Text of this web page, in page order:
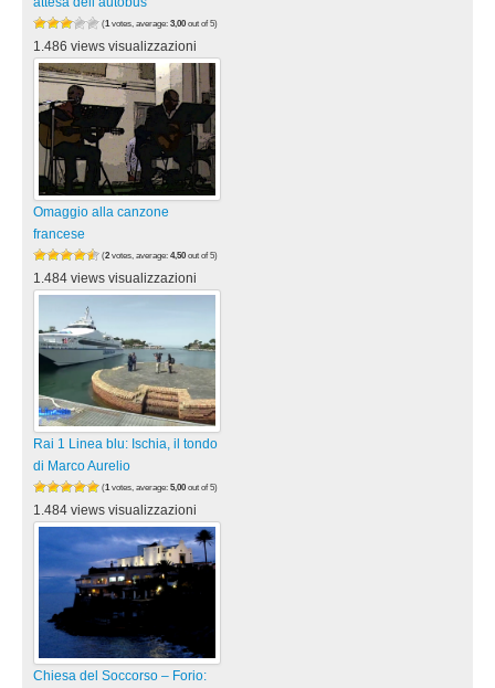
(1 votes, average: 3,00 out of 5)
1.486 views visualizzazioni
Omaggio alla canzone
francese
(2 votes, average: 4,50 out of 5)
1.484 views visualizzazioni
Rai 1 Linea blu: Ischia, il tondo
di Marco Aurelio
(1 votes, average: 5,00 out of 5)
1.484 views visualizzazioni
Chiesa del Soccorso – Forio: